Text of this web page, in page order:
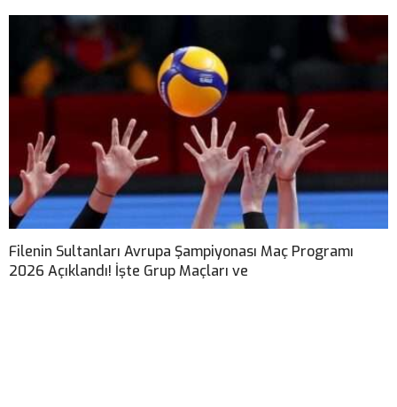
Filenin Sultanları Avrupa Şampiyonası Maç Programı
2026 Açıklandı! İşte Grup Maçları ve